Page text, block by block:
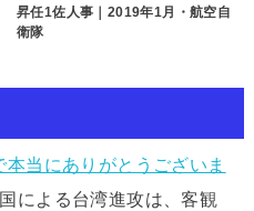
昇任1佐人事｜2019年1月・航空自
衛隊
本当にありがとうございま
による台湾進攻は、客観